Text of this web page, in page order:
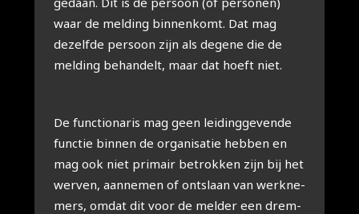
waar de mel­ding bin­nen­komt. Dat mag
dezelf­de per­soon zijn als dege­ne die de
mel­ding behan­delt, maar dat hoeft niet.
De func­ti­o­na­ris mag geen lei­ding­ge­ven­de
func­tie bin­nen de orga­ni­sa­tie heb­ben en
mag ook niet pri­mair betrok­ken zijn bij het
wer­ven, aan­ne­men of ont­slaan van werk­ne­
mers, omdat dit voor de mel­der een drem­